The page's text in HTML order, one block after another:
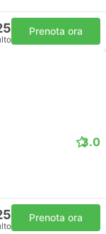
Prenota ora
3.0
Prenota ora